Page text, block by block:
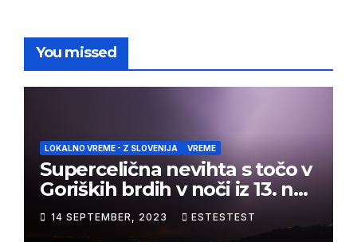
You missed
LOKALNO VREME - Z SLOVENIJA VREME
Supercelična nevihta s točo v
Goriških brdih v noči iz 13. na
14. september 2023
14 SEPTEMBER, 2023 ESTESTEST